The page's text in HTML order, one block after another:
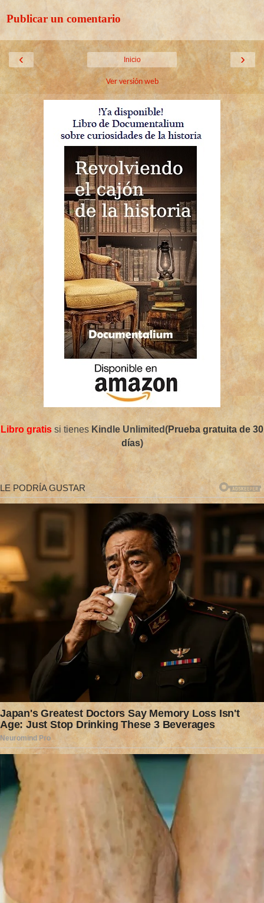
Publicar un comentario
‹ ›
Inicio
Ver versión web
Libro gratis si tienes Kindle Unlimited(Prueba gratuita de 30
días)